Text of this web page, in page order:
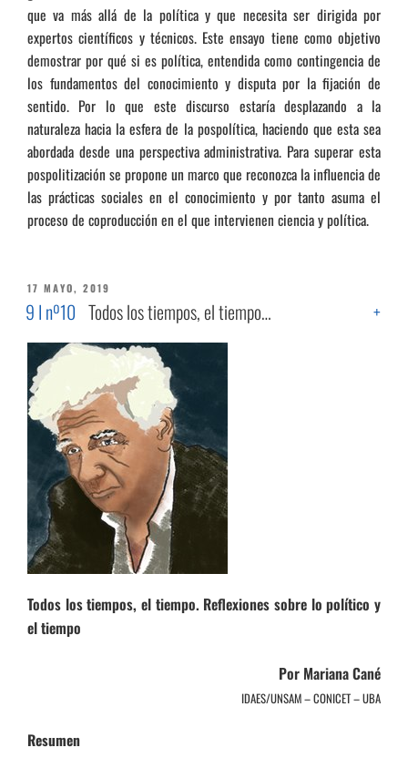
que va más allá de la política y que necesita ser dirigida por
expertos científicos y técnicos. Este ensayo tiene como objetivo
demostrar por qué si es política, entendida como contingencia de
los fundamentos del conocimiento y disputa por la fijación de
sentido. Por lo que este discurso estaría desplazando a la
naturaleza hacia la esfera de la pospolítica, haciendo que esta sea
abordada desde una perspectiva administrativa. Para superar esta
pospolitización se propone un marco que reconozca la influencia de
las prácticas sociales en el conocimiento y por tanto asuma el
proceso de coproducción en el que intervienen ciencia y política.
PUBLICADO
EL
17 MAYO, 2019
9 I nº10 Todos los tiempos, el tiempo… +
Todos los tiempos, el tiempo. Reflexiones sobre lo político y
el tiempo
Por Mariana Cané
IDAES/UNSAM – CONICET – UBA
Resumen